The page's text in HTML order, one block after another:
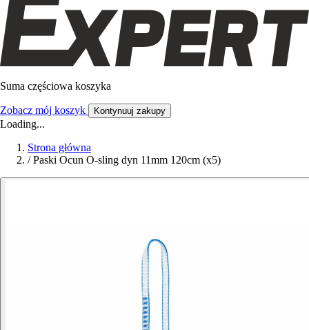
Suma częściowa koszyka
Zobacz mój koszyk Kontynuuj zakupy
Loading...
Strona główna
/ Paski Ocun O-sling dyn 11mm 120cm (x5)